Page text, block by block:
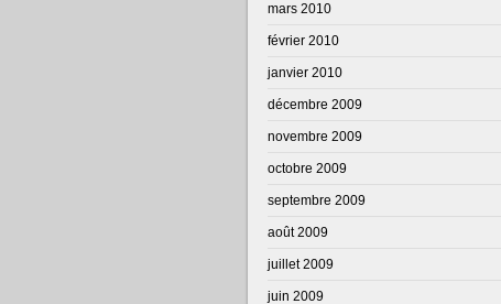
mars 2010
février 2010
janvier 2010
décembre 2009
novembre 2009
octobre 2009
septembre 2009
août 2009
juillet 2009
juin 2009